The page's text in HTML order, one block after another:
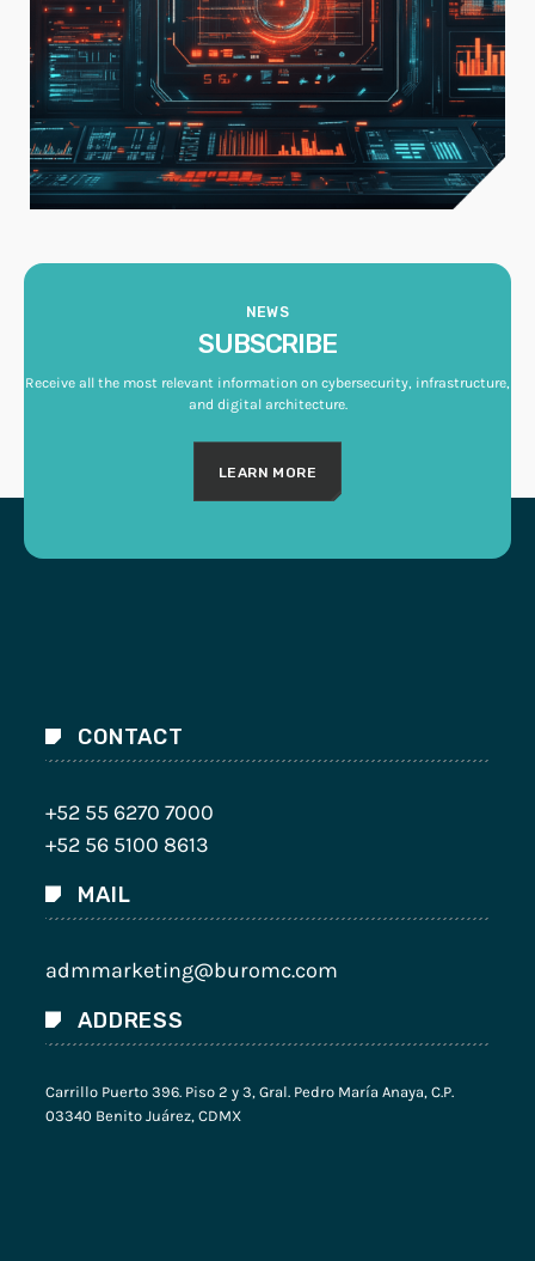
NEWS
SUBSCRIBE
Receive all the most relevant information on cybersecurity, infrastructure,
and digital architecture.
LEARN MORE
CONTACT
+52 55 6270 7000
+52 56 5100 8613
MAIL
admmarketing@buromc.com
ADDRESS
Carrillo Puerto 396. Piso 2 y 3, Gral. Pedro María Anaya, C.P.
03340 Benito Juárez, CDMX